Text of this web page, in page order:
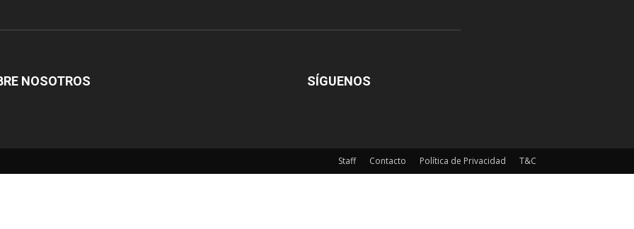
NOSOTROS SÍGUENOS
Staff Contacto Política de Privacidad T&C